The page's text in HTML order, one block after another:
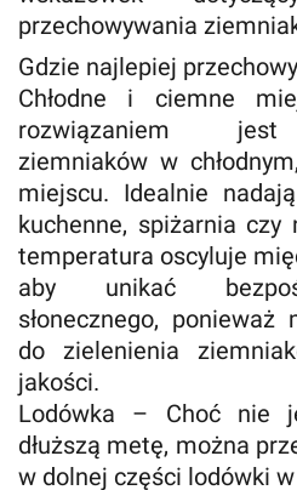
przechowywania
Gdzie najlepiej
Chłodne i ciemne
rozwiązaniem jest
ziemniaków w
miejscu. Idealnie
kuchenne, spiżarnia czy
temperatura oscyluje
aby unikać
słonecznego,
do zielenienia
jakości.
Lodówka – Choć nie
dłuższą metę, można
w dolnej części lodówki